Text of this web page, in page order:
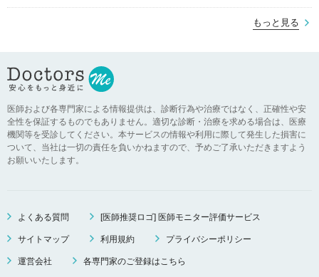
もっと見る
医師および各専門家による情報提供は、診断行為や治療ではなく、正確性や安
全性を保証するものでもありません。適切な診断・治療を求める場合は、医療
機関等を受診してください。本サービスの情報や利用に際して発生した損害に
ついて、当社は一切の責任を負いかねますので、予めご了承いただきますよう
お願いいたします。
よくある質問 [医師推奨ロゴ] 医師モニター評価サービス
サイトマップ 利用規約 プライバシーポリシー
運営会社 各専門家のご登録はこちら